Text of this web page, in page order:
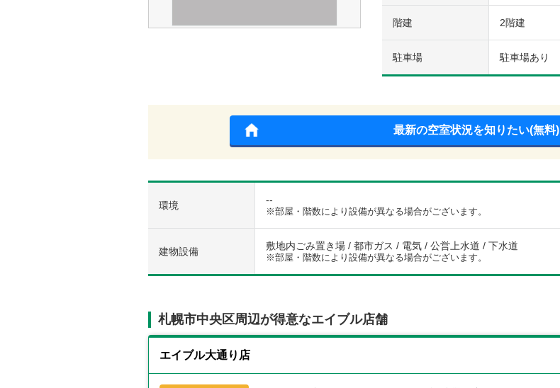
階建 2階建
駐車場 駐車場あり
最新の空室状況を知りたい(無料)
環境 --
※部屋・階数により設備が異なる場合がございます。
建物設備 敷地内ごみ置き場 / 都市ガス / 電気 / 公営上水道 / 下水道
※部屋・階数により設備が異なる場合がございます。
札幌市中央区周辺が得意なエイブル店舗
エイブル大通り店